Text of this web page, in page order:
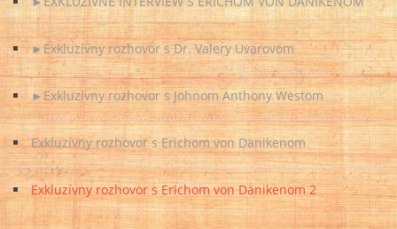
►Exkluzívny rozhovor s Dr. Valery Uvarovom
►Exkluzívny rozhovor s Johnom Anthony Westom
Exkluzívny rozhovor s Erichom von Dänikenom
Exkluzívny rozhovor s Erichom von Dänikenom 2